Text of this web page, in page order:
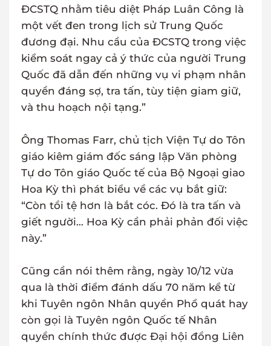
ĐCSTQ nhằm tiêu diệt Pháp Luân Công là
một vết đen trong lịch sử Trung Quốc
đương đại. Nhu cầu của ĐCSTQ trong việc
kiểm soát ngay cả ý thức của người Trung
Quốc đã dẫn đến những vụ vi phạm nhân
quyền đáng sợ, tra tấn, tùy tiện giam giữ,
và thu hoạch nội tạng.”
Ông Thomas Farr, chủ tịch Viện Tự do Tôn
giáo kiêm giám đốc sáng lập Văn phòng
Tự do Tôn giáo Quốc tế của Bộ Ngoại giao
Hoa Kỳ thì phát biểu về các vụ bắt giữ:
“Còn tồi tệ hơn là bắt cóc. Đó là tra tấn và
giết người… Hoa Kỳ cần phải phản đối việc
này.”
Cũng cần nói thêm rằng, ngày 10/12 vừa
qua là thời điểm đánh dấu 70 năm kể từ
khi Tuyên ngôn Nhân quyền Phổ quát hay
còn gọi là Tuyên ngôn Quốc tế Nhân
quyền chính thức được Đại hội đồng Liên